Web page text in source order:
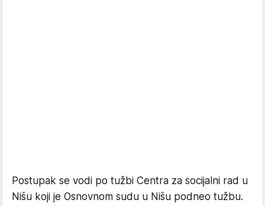
Postupak se vodi po tužbi Centra za socijalni rad u
Nišu koji je Osnovnom sudu u Nišu podneo tužbu.